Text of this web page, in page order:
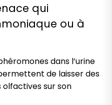
qui
ou à
dans l’urine
de laisser des
sur son